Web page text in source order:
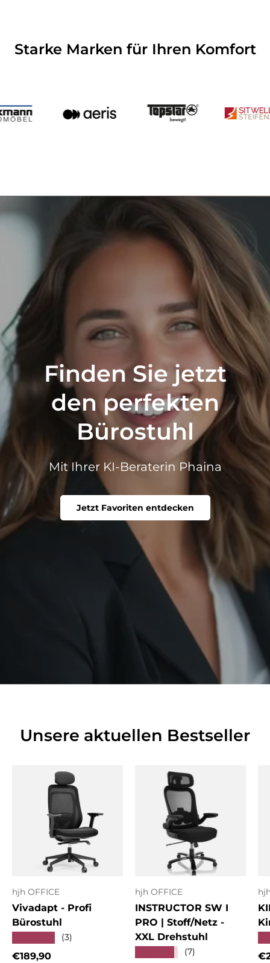
Starke Marken für Ihren Komfort
Finden Sie jetzt
den perfekten
Bürostuhl
Mit Ihrer KI-Beraterin Phaina
Jetzt Favoriten entdecken
Unsere aktuellen Bestseller
hjh OFFICE
Vivadapt - Profi
Bürostuhl
(3)
Normaler Preis
€189,90
hjh OFFICE
INSTRUCTOR SW I
PRO | Stoff/Netz -
XXL Drehstuhl
(7)